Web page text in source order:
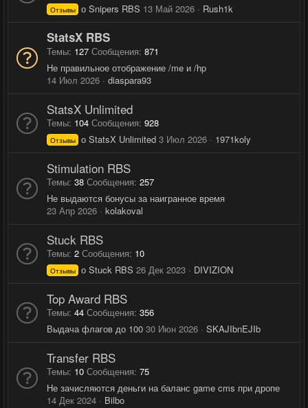
Отзывы о Snipers RBS 13 Май 2026 Rush1k
StatsX RBS
Темы 127 Сообщения 871
Не правильное отображение /me и /hp
14 Июл 2026
diaspara93
StatsX Unlimited
Темы 104 Сообщения 928
Отзывы о StatsX Unlimited 3 Июл 2026 1971koly
Stimulation RBS
Темы 38 Сообщения 257
Не выдаются бонусы за наигранное время
23 Апр 2026
kolakoval
Stuck RBS
Темы 2 Сообщения 10
Отзывы о Stuck RBS 26 Дек 2023 DIVIZION
Top Award RBS
Темы 44 Сообщения 356
Выдача флагов до 100 30 Июн 2026 SKAJIbnEJIb
Transfer RBS
Темы 10 Сообщения 75
Не зачисляются деньги на баланс game cms при дропе
14 Дек 2024
Bilbo